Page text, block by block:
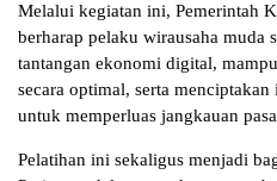
Melalui kegiatan ini, Pemerintah
berharap pelaku wirausaha muda
tantangan ekonomi digital,
secara optimal, serta
untuk memperluas jangkauan
Pelatihan ini sekaligus menjadi